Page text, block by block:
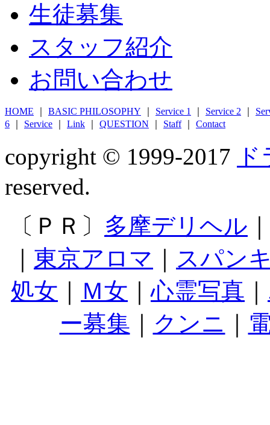
生徒募集
スタッフ紹介
お問い合わせ
HOME BASIC PHILOSOPHY Service 1 Service 2
6
Service Link QUESTION Staff｜ Contact
copyright © 1999-2017
reserved.
〔ＰＲ〕 多摩デリヘル
東京アロマ
スパン
処女
Ｍ女 ｜心霊写真
ー募集
クンニ